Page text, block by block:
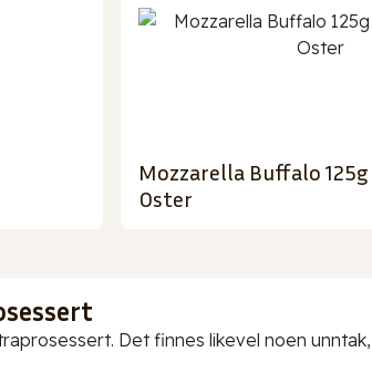
Mozzarella Buffalo 125g
Oster
Det finnes likevel noen unntak,